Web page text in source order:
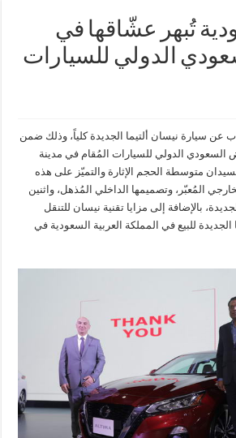
تُبهر عشّاقها في
الدولي للسيارات
سيارة نيسان ألتيما الجديدة كلياً، وذلك ضمن
السعودي الدولي للسيارات المُقام في مدينة
متوسطة الحجم الإثارة والتميّز على هذه
المُعبّر، وتصميمها الداخلي المُذهل، واثنين
بالإضافة إلى مزايا تقنية نيسان للتنقل
للبيع في المملكة العربية السعودية في